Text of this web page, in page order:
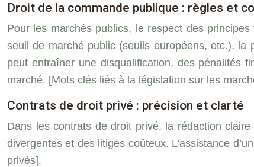
Droit de la commande publique : règles et
Pour les marchés publics, le respect des
seuil de marché public (seuils européens, etc.), la
peut entraîner une disqualification, des pénalités
marché. [Mots clés liés à la législation sur les
Contrats de droit privé : précision et clarté
Dans les contrats de droit privé, la rédaction
divergentes et des litiges coûteux. L’assistance
privés].